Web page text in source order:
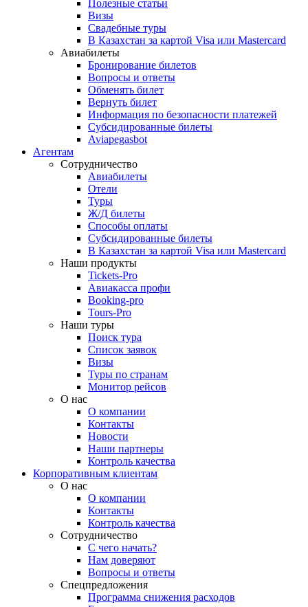
Полезные статьи
Визы
Свадебные туры
В Казахстан за картой Visa или Masterсard
Авиабилеты
Бронирование билетов
Вопросы и ответы
Обменять билет
Вернуть билет
Информация по безопасности платежей
Субсидированные билеты
Aviapegasbot
Агентам
Сотрудничество
Авиабилеты
Отели
Туры
Ж/Д билеты
Способы оплаты
Субсидированные билеты
В Казахстан за картой Visa или Masterсard
Наши продукты
Tickets-Pro
Авиакасса профи
Booking-pro
Tours-Pro
Наши туры
Поиск тура
Список заявок
Визы
Туры по странам
Монитор рейсов
О нас
О компании
Контакты
Новости
Наши партнеры
Контроль качества
Корпоративным клиентам
О нас
О компании
Контакты
Контроль качества
Сотрудничество
С чего начать?
Нам доверяют
Вопросы и ответы
Спецпредложения
Программа снижения расходов